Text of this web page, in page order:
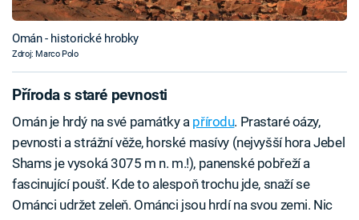
Omán - historické hrobky
Zdroj: Marco Polo
Příroda s staré pevnosti
Omán je hrdý na své památky a přírodu. Prastaré oázy,
pevnosti a strážní věže, horské masívy (nejvyšší hora Jebel
Shams je vysoká 3075 m n. m.!), panenské pobřeží a
fascinující poušť. Kde to alespoň trochu jde, snaží se
Ománci udržet zeleň. Ománci jsou hrdí na svou zemi. Nic